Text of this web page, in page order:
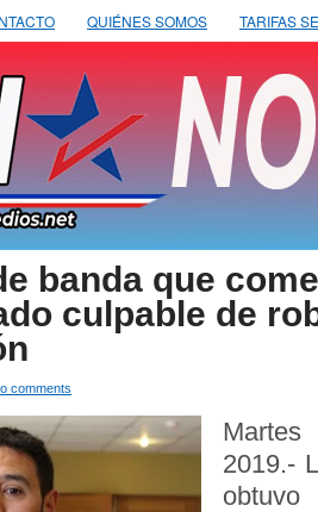
QUIÉNES SOMOS TARIFAS
banda que
culpable de
comments
2019.-